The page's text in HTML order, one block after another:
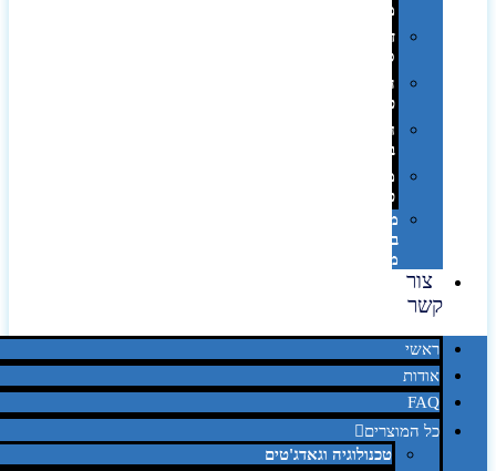
משי
דפוס
סובלימציה
הדפס
פרוצס
חריטה
בלייזר
מהו
פנטון?
מיתוג
באמצעות
מדבקות
צור
קשר
ראשי
אודות
FAQ
כל המוצרים
טכנולוגיה וגאדג'טים